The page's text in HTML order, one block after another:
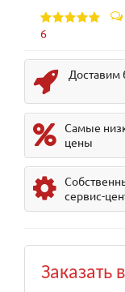
6
Доставим
Самые
цены
сервис-
Заказать